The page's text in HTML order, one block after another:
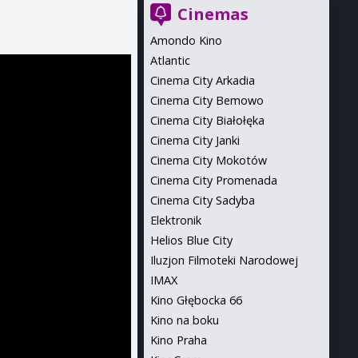
Cinemas
Amondo Kino
Atlantic
Cinema City Arkadia
Cinema City Bemowo
Cinema City Białołęka
Cinema City Janki
Cinema City Mokotów
Cinema City Promenada
Cinema City Sadyba
Elektronik
Helios Blue City
Iluzjon Filmoteki Narodowej
IMAX
Kino Głębocka 66
Kino na boku
Kino Praha